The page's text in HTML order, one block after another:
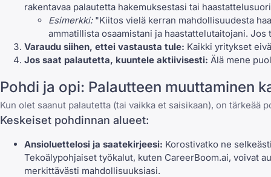
rakentavaa palautetta hakemuksestasi tai
Esimerkki:"Kiitos vielä kerran mahdollisuudesta
ammatillista osaamistani ja haastattelutaitojani.
Varaudu siihen, ettei vastausta tule: Kaikki yritykset
Jos saat palautetta, kuuntele aktiivisesti: Älä mene
Pohdi ja opi: Palautteen muuttaminen
Kun olet saanut palautetta (tai vaikka et saisikaan), on tärkeää
Keskeiset pohdinnan alueet:
Ansioluettelosi ja saatekirjeesi: Korostivatko ne
Tekoälypohjaiset työkalut, kuten CareerBoom.ai, voivat
merkittävästi mahdollisuuksiasi.